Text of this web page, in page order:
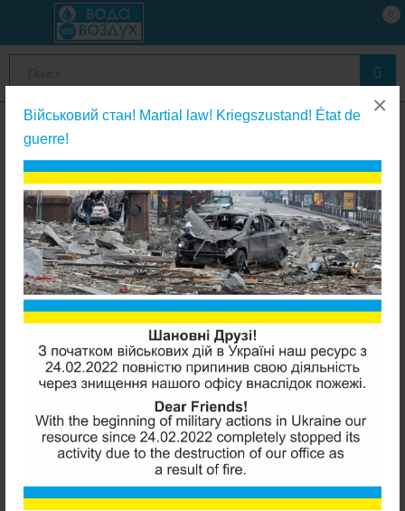
Військовий стан! Martial law! Kriegszustand! État de
guerre!
×
0
Мембраны обратного осмоса
Filmtec TW30-1812-50HR мембрана обратного осмоса